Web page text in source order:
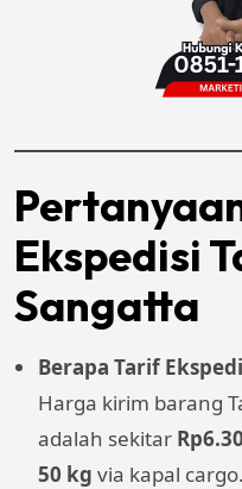
Ekspedisi
Sangatta
Berapa Tarif
Harga kirim barang
adalah sekitar
50 kg via kapal cargo.